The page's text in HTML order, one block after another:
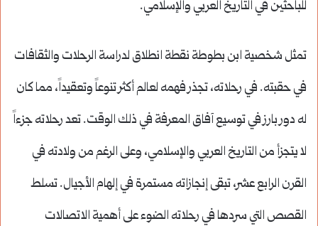
للباحثين في التاريخ العربي والإسلامي.
تمثل شخصية ابن بطوطة نقطة انطلاق لدراسة الرحلات والثقافات
في حقبته. في رحلاته، تجذر فهمه لعالم أكثر تنوعاً وتعقيداً، مما كان
له دور بارز في توسيع آفاق المعرفة في ذلك الوقت. تعد رحلاته جزءاً
لا يتجزأ من التاريخ العربي والإسلامي، وعلى الرغم من ولادته في
القرن الرابع عشر، تبقى إنجازاته مستمرة في إلهام الأجيال. تسلط
القصص التي سردها في رحلاته الضوء على أهمية الاتصالات